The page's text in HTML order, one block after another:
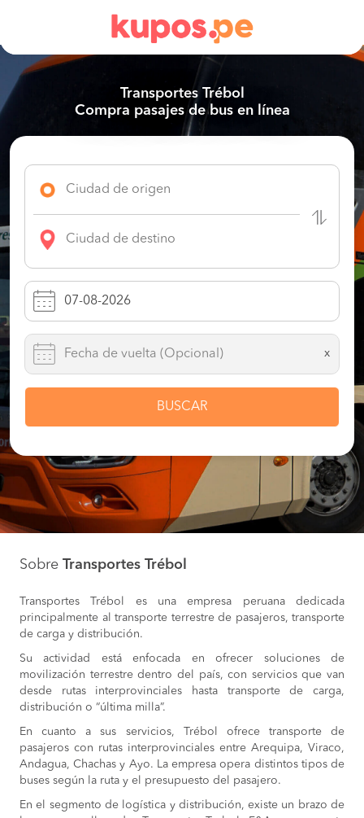
Transportes Trébol
Compra pasajes de bus en línea
x
BUSCAR
Sobre Transportes Trébol
Transportes Trébol es una empresa peruana dedicada
principalmente al transporte terrestre de pasajeros, transporte
de carga y distribución.
Su actividad está enfocada en ofrecer soluciones de
movilización terrestre dentro del país, con servicios que van
desde rutas interprovinciales hasta transporte de carga,
distribución o “última milla”.
En cuanto a sus servicios, Trébol ofrece transporte de
pasajeros con rutas interprovinciales entre Arequipa, Viraco,
Andagua, Chachas y Ayo. La empresa opera distintos tipos de
buses según la ruta y el presupuesto del pasajero.
En el segmento de logística y distribución, existe un brazo de